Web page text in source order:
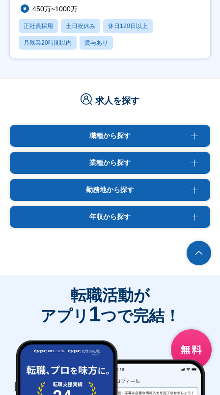
450万~1000万
正社員採用 土日祝休み 休日120日以上
月残業20時間以内 賞与あり
求人を探す
職種から探す
業種から探す
勤務地から探す
年収から探す
転職活動が
アプリ 1つで完結！